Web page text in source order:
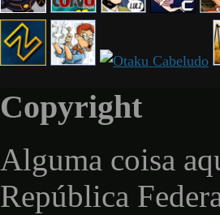
Copyright
Alguma coisa
República